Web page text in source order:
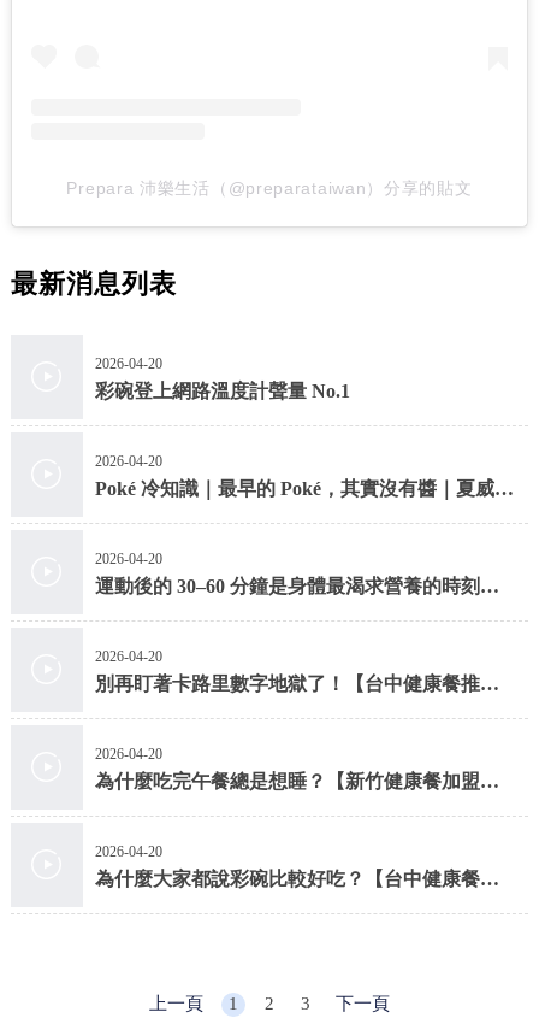
Prepara 沛樂生活（@preparataiwan）分享的貼文
最新消息列表
2026-04-20
彩碗登上網路溫度計聲量 No.1
2026-04-20
Poké 冷知識｜最早的 Poké，其實沒有醬｜夏威夷
2026-04-20
運動後的 30–60 分鐘是身體最渴求營養的時刻
2026-04-20
別再盯著卡路里數字地獄了！【台中健康餐推
2026-04-20
為什麼吃完午餐總是想睡？【新竹健康餐加盟】
2026-04-20
為什麼大家都說彩碗比較好吃？【台中健康餐】
上一頁 1 2 3 下一頁